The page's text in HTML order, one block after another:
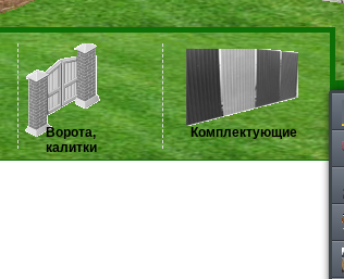
Ворота,
калитки
Комплектующие